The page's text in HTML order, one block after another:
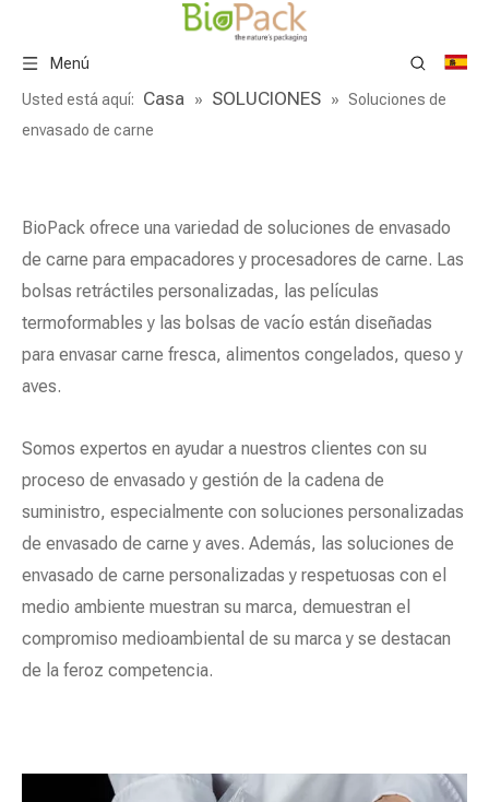
Menú
Usted está aquí: Casa » SOLUCIONES »
Soluciones de
envasado de carne
BioPack ofrece una variedad de soluciones de envasado
de carne para empacadores y procesadores de carne. Las
bolsas retráctiles personalizadas, las películas
termoformables y las bolsas de vacío están diseñadas
para envasar carne fresca, alimentos congelados, queso y
aves.
Somos expertos en ayudar a nuestros clientes con su
proceso de envasado y gestión de la cadena de
suministro, especialmente con soluciones personalizadas
de envasado de carne y aves. Además, las soluciones de
envasado de carne personalizadas y respetuosas con el
medio ambiente muestran su marca, demuestran el
compromiso medioambiental de su marca y se destacan
de la feroz competencia.